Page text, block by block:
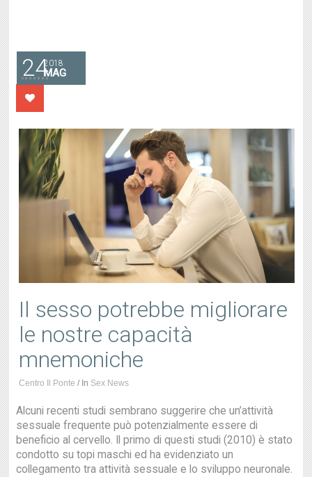
242018
MAG
Il sesso potrebbe migliorare
le nostre capacità
mnemoniche
Centro Il Ponte / In Sex News
Alcuni recenti studi sembrano suggerire che un’attività
sessuale frequente può potenzialmente essere di
beneficio al cervello. Il primo di questi studi (2010) è stato
condotto su topi maschi ed ha evidenziato un
collegamento tra attività sessuale e lo sviluppo neuronale.